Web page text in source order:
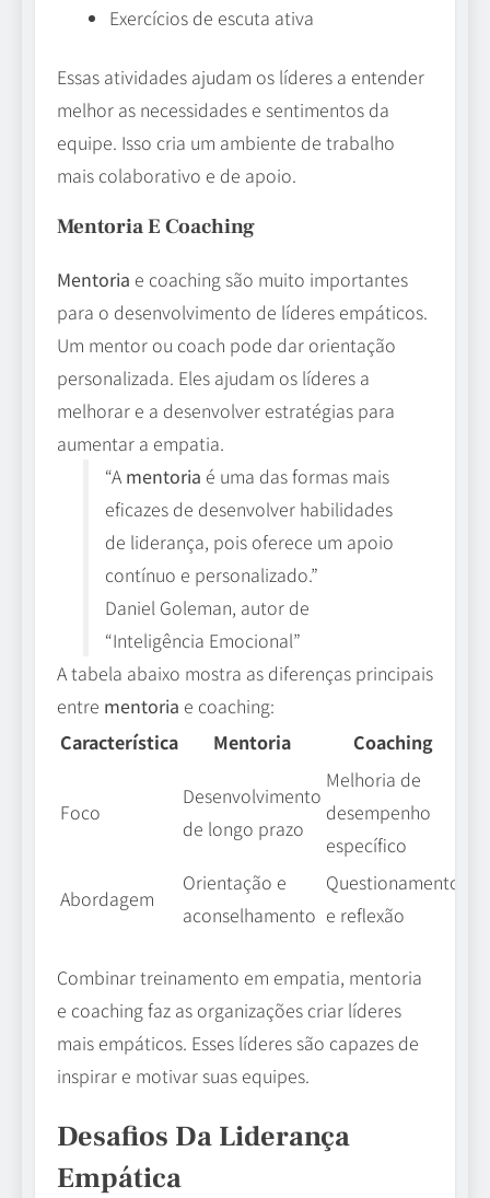
Exercícios de escuta ativa
Essas atividades ajudam os líderes a entender
melhor as necessidades e sentimentos da
equipe. Isso cria um ambiente de trabalho
mais colaborativo e de apoio.
Mentoria E Coaching
Mentoria e coaching são muito importantes
para o desenvolvimento de líderes empáticos.
Um mentor ou coach pode dar orientação
personalizada. Eles ajudam os líderes a
melhorar e a desenvolver estratégias para
aumentar a empatia.
“A mentoria é uma das formas mais
eficazes de desenvolver habilidades
de liderança, pois oferece um apoio
contínuo e personalizado.”
Daniel Goleman, autor de
“Inteligência Emocional”
A tabela abaixo mostra as diferenças principais
entre mentoria e coaching:
Característica
Mentoria Coaching
Foco
Desenvolvimento
de longo prazo
Melhoria de
desempenho
específico
Abordagem
Orientação e
aconselhamento
Questionamento
e reflexão
Combinar treinamento em empatia, mentoria
e coaching faz as organizações criar líderes
mais empáticos. Esses líderes são capazes de
inspirar e motivar suas equipes.
Desafios Da Liderança
Empática